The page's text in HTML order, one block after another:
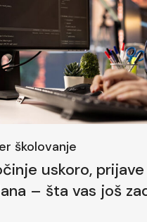
školovanje
uskoro,
– šta vas još